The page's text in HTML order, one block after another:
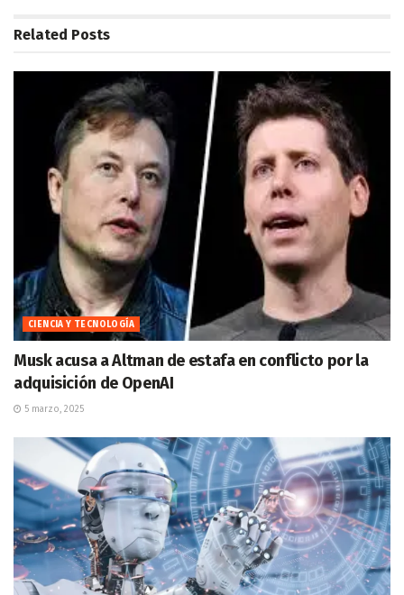
Related Posts
CIENCIA Y TECNOLOGÍA
Musk acusa a Altman de estafa en conflicto por la
adquisición de OpenAI
5 marzo, 2025